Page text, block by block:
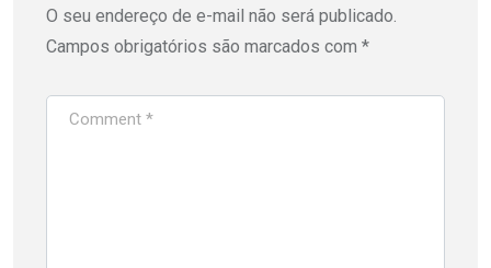
O seu endereço de e-mail não será publicado.
Campos obrigatórios são marcados com *